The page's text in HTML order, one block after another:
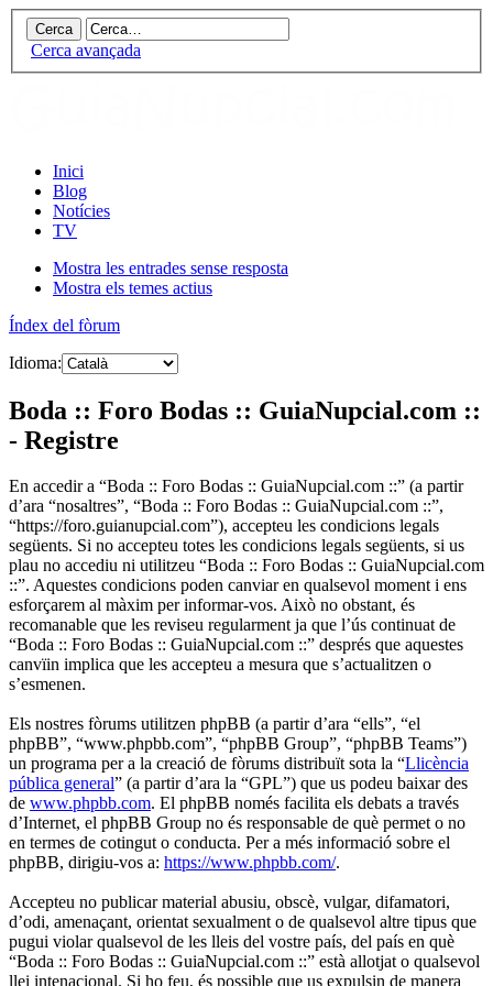
Cerca avançada
Inici
Blog
Notícies
TV
Mostra les entrades sense resposta
Mostra els temes actius
Índex del fòrum
Idioma:
Boda :: Foro Bodas :: GuiaNupcial.com ::
- Registre
En accedir a “Boda :: Foro Bodas :: GuiaNupcial.com ::” (a partir
d’ara “nosaltres”, “Boda :: Foro Bodas :: GuiaNupcial.com ::”,
“https://foro.guianupcial.com”), accepteu les condicions legals
següents. Si no accepteu totes les condicions legals següents, si us
plau no accediu ni utilitzeu “Boda :: Foro Bodas :: GuiaNupcial.com
::”. Aquestes condicions poden canviar en qualsevol moment i ens
esforçarem al màxim per informar-vos. Això no obstant, és
recomanable que les reviseu regularment ja que l’ús continuat de
“Boda :: Foro Bodas :: GuiaNupcial.com ::” després que aquestes
canvïin implica que les accepteu a mesura que s’actualitzen o
s’esmenen.
Els nostres fòrums utilitzen phpBB (a partir d’ara “ells”, “el
phpBB”, “www.phpbb.com”, “phpBB Group”, “phpBB Teams”)
un programa per a la creació de fòrums distribuït sota la “Llicència
pública general” (a partir d’ara la “GPL”) que us podeu baixar des
de www.phpbb.com. El phpBB només facilita els debats a través
d’Internet, el phpBB Group no és responsable de què permet o no
en termes de cotingut o conducta. Per a més informació sobre el
phpBB, dirigiu-vos a: https://www.phpbb.com/.
Accepteu no publicar material abusiu, obscè, vulgar, difamatori,
d’odi, amenaçant, orientat sexualment o de qualsevol altre tipus que
pugui violar qualsevol de les lleis del vostre país, del país en què
“Boda :: Foro Bodas :: GuiaNupcial.com ::” està allotjat o qualsevol
llei intenacional. Si ho feu, és possible que us expulsin de manera